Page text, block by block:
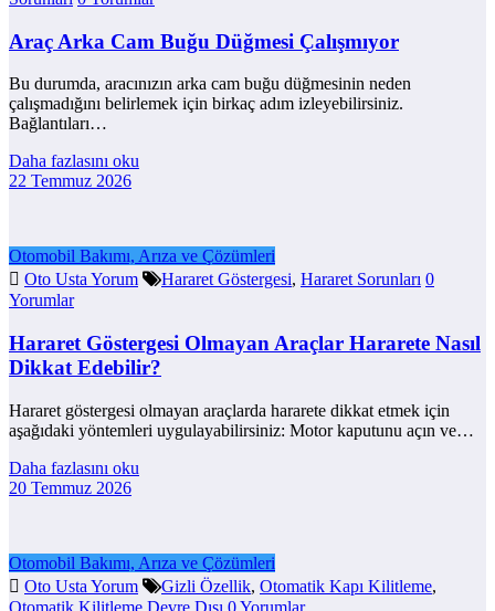
Araç Arka Cam Buğu Düğmesi Çalışmıyor
Bu durumda, aracınızın arka cam buğu düğmesinin neden
çalışmadığını belirlemek için birkaç adım izleyebilirsiniz.
Bağlantıları…
Daha fazlasını oku
22 Temmuz 2026
Otomobil Bakımı, Arıza ve Çözümleri
Oto Usta Yorum
Hararet Göstergesi, Hararet Sorunları 0
Yorumlar
Hararet Göstergesi Olmayan Araçlar Hararete Nasıl
Dikkat Edebilir?
Hararet göstergesi olmayan araçlarda hararete dikkat etmek için
aşağıdaki yöntemleri uygulayabilirsiniz: Motor kaputunu açın ve…
Daha fazlasını oku
20 Temmuz 2026
Otomobil Bakımı, Arıza ve Çözümleri
Oto Usta Yorum
Gizli Özellik, Otomatik Kapı Kilitleme,
Otomatik Kilitleme Devre Dışı 0 Yorumlar